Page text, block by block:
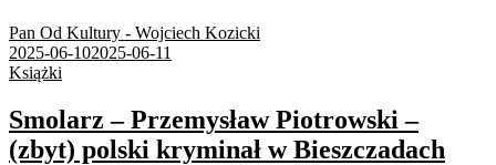
Pan Od Kultury - Wojciech Kozicki
2025-06-102025-06-11
Książki
Smolarz – Przemysław Piotrowski –
(zbyt) polski kryminał w Bieszczadach